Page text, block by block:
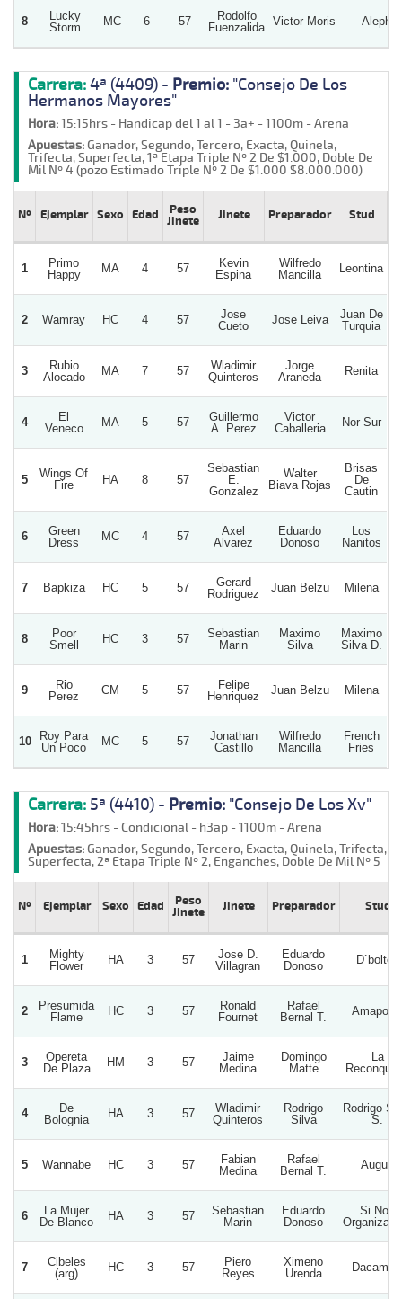
8
Lucky
Storm
MC 6 57
Rodolfo
Fuenzalida Victor Moris Aleph
Carrera:4ª (4409) - Premio: "Consejo De Los
Hermanos Mayores"
Hora:15:15hrs - Handicap del 1 al 1 - 3a+ - 1100m - Arena
Apuestas:Ganador, Segundo, Tercero, Exacta, Quinela,
Trifecta, Superfecta, 1ª Etapa Triple Nº 2 De $1.000, Doble De
Mil Nº 4 (pozo Estimado Triple Nº 2 De $1.000 $8.000.000)
Nº Ejemplar Sexo Edad
Peso
Jinete
Jinete Preparador Stud
1
Primo
Happy
MA 4 57
Kevin
Espina
Wilfredo
Mancilla
Leontina
2 Wamray HC 4 57
Jose
Cueto
Jose Leiva
Juan De
Turquia
3
Rubio
Alocado
MA 7 57
Wladimir
Quinteros
Jorge
Araneda
Renita
4
El
Veneco
MA 5 57
Guillermo
A. Perez
Victor
Caballeria
Nor Sur
5
Wings Of
Fire
HA 8 57
Sebastian
E.
Gonzalez
Walter
Biava Rojas
Brisas
De
Cautin
6
Green
Dress
MC 4 57
Axel
Alvarez
Eduardo
Donoso
Los
Nanitos
7 Bapkiza HC 5 57
Gerard
Rodriguez
Juan Belzu Milena
8
Poor
Smell
HC 3 57
Sebastian
Marin
Maximo
Silva
Maximo
Silva D.
9
Rio
Perez
CM 5 57
Felipe
Henriquez
Juan Belzu Milena
10
Roy Para
Un Poco
MC 5 57
Jonathan
Castillo
Wilfredo
Mancilla
French
Fries
Carrera: 5ª (4410) - Premio: "Consejo De Los Xv"
Hora:15:45hrs - Condicional - h3ap - 1100m - Arena
Apuestas:Ganador, Segundo, Tercero, Exacta, Quinela, Trifecta,
Superfecta, 2ª Etapa Triple Nº 2, Enganches, Doble De Mil Nº 5
Nº Ejemplar Sexo Edad
Peso
Jinete
Jinete Preparador Stud
1
Mighty
Flower
HA 3 57
Jose D.
Villagran
Eduardo
Donoso
D`bolton
2
Presumida
Flame
HC 3 57
Ronald
Fournet
Rafael
Bernal T.
3
Opereta
De Plaza
HM 3 57
Jaime
Medina
Domingo
Matte
La
4
De
Bolognia
HA 3 57
Wladimir
Quinteros
Rodrigo
Silva
Rodrigo
S.
5 Wannabe HC 3 57
Fabian
Medina
Rafael
Bernal T.
Auguri
6
La Mujer
De Blanco
HA 3 57
Sebastian
Marin
Eduardo
Donoso
Si Nos
7
Cibeles
(arg)
HC 3 57
Piero
Reyes
Ximeno
Urenda